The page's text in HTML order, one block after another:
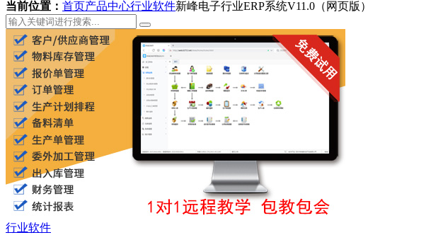
当前位置： 首页产品中心行业软件新峰电子行业ERP系统V11.0（网页版）
行业软件